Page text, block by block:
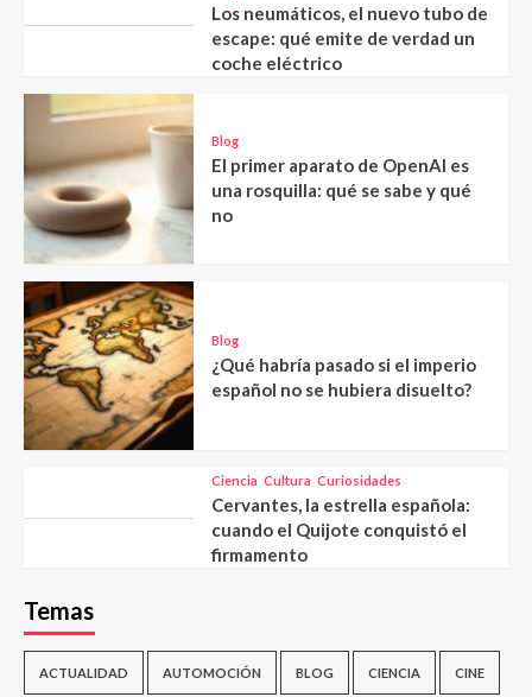
Los neumáticos, el nuevo tubo de
escape: qué emite de verdad un
coche eléctrico
Blog
El primer aparato de OpenAI es
una rosquilla: qué se sabe y qué
no
Blog
¿Qué habría pasado si el imperio
español no se hubiera disuelto?
Ciencia Cultura Curiosidades
Cervantes, la estrella española:
cuando el Quijote conquistó el
firmamento
Temas
ACTUALIDAD AUTOMOCIÓN BLOG CIENCIA CINE